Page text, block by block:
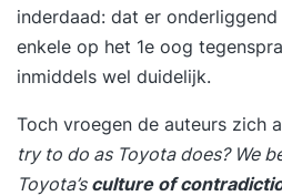
inderdaad: dat er onderliggend
enkele op het 1e oog
inmiddels wel duidelijk.
Toch vroegen de auteurs zich
try to do as Toyota does? We
Toyota’s culture of